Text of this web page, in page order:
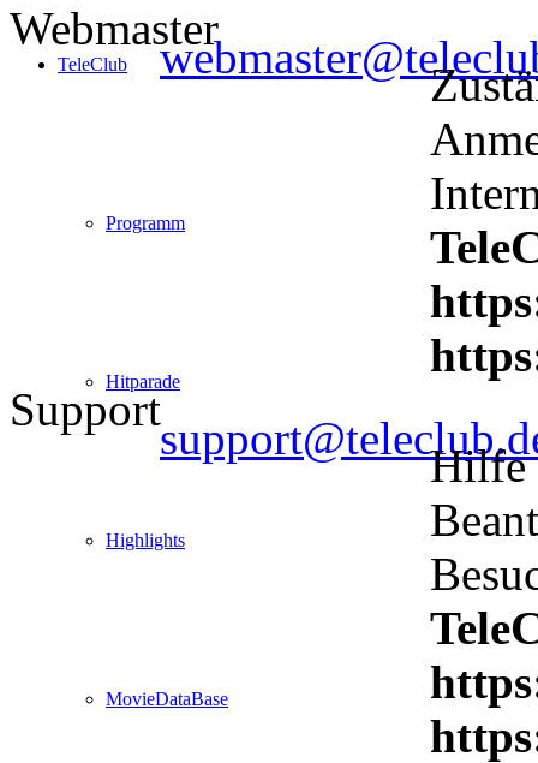
TeleClub
Programm
Hitparade
Highlights
MovieDataBase
Webmaster
Support
Hilfe